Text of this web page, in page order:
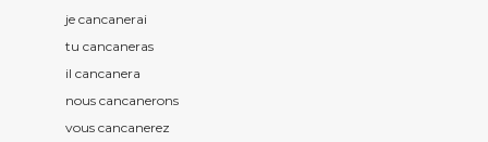
je cancanerai
tu cancaneras
il cancanera
nous cancanerons
vous cancanerez